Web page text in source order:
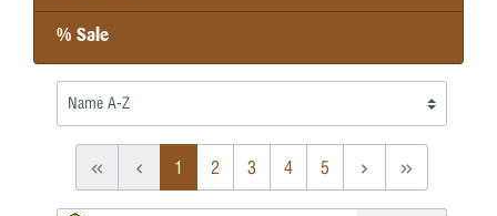
% Sale
1 2 3 4 5